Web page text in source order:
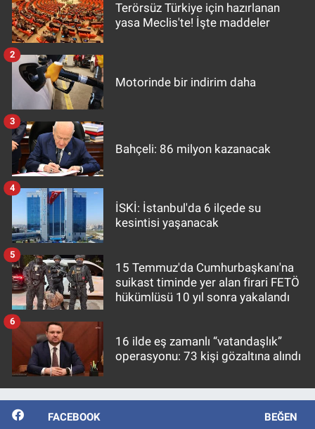
Terörsüz Türkiye için hazırlanan
yasa Meclis'te! İşte maddeler
Motorinde bir indirim daha
2
Bahçeli: 86 milyon kazanacak
3
İSKİ: İstanbul'da 6 ilçede su
kesintisi yaşanacak
4
15 Temmuz'da Cumhurbaşkanı'na
suikast timinde yer alan firari FETÖ
hükümlüsü 10 yıl sonra yakalandı
5
16 ilde eş zamanlı “vatandaşlık”
operasyonu: 73 kişi gözaltına alındı
6
FACEBOOK BEĞEN